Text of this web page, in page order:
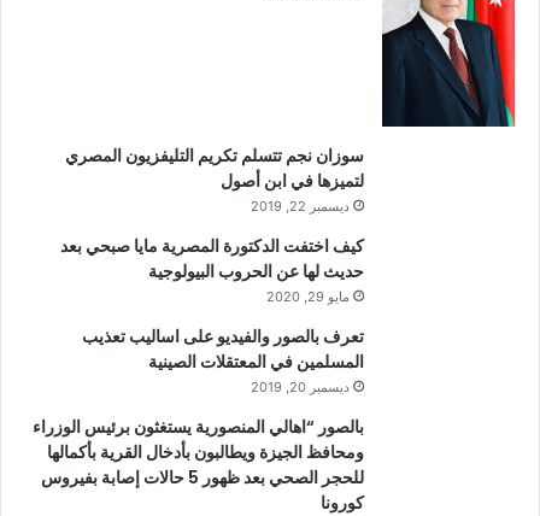
سوزان نجم تتسلم تكريم التليفزيون المصري
لتميزها في ابن أصول
ديسمبر 22, 2019
كيف اختفت الدكتورة المصرية مايا صبحي بعد
حديث لها عن الحروب البيولوجية
مايو 29, 2020
تعرف بالصور والفيديو على اساليب تعذيب
المسلمين في المعتقلات الصينية
ديسمبر 20, 2019
بالصور “اهالي المنصورية يستغثون برئيس الوزراء
ومحافظ الجيزة ويطالبون بأدخال القرية بأكمالها
للحجر الصحي بعد ظهور 5 حالات إصابة بفيروس
كورونا